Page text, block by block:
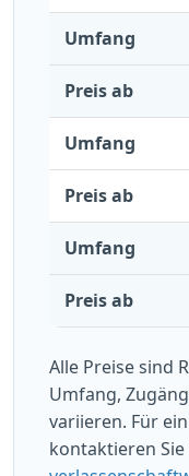
Alle Preise sind
Umfang,
variieren. Für
kontaktieren